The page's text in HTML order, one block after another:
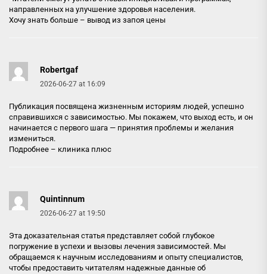
направленных на улучшение здоровья населения.
Хочу знать больше – вывод из запоя цены
Robertgaf
2026-06-27 at 16:09
Публикация посвящена жизненным историям людей, успешно
справившихся с зависимостью. Мы покажем, что выход есть, и он
начинается с первого шага — принятия проблемы и желания
измениться.
Подробнее – клиника плюс
Quintinnum
2026-06-27 at 19:50
Эта доказательная статья представляет собой глубокое
погружение в успехи и вызовы лечения зависимостей. Мы
обращаемся к научным исследованиям и опыту специалистов,
чтобы предоставить читателям надежные данные об